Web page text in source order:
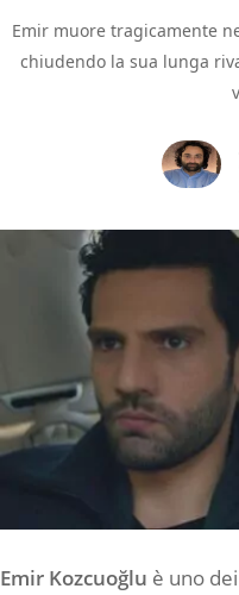
Emir muore tragicamente
chiudendo la sua lunga
Emir Kozcuoğlu è uno